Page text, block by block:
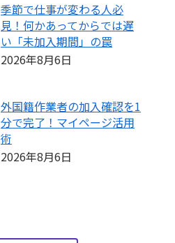
季節で仕事が変わる人必
見！何かあってからでは遅
い「未加入期間」の罠
2026年8月6日
外国籍作業者の加入確認を1
分で完了！マイページ活用
術
2026年8月6日